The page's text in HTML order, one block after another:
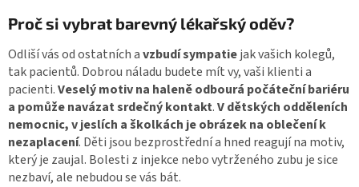
Proč si vybrat barevný lékařský oděv?
Odliší vás od ostatních avzbudí sympatiejak vašich kolegů,
tak pacientů. Dobrou náladu budete mít vy, vaši klienti a
pacienti.Veselý motiv na haleně odbourá počáteční bariéru
a pomůže navázat srdečný kontakt.V dětských odděleních
nemocnic, v jeslích a školkách je obrázek na oblečení k
nezaplacení. Děti jsou bezprostřední a hned reagují na motiv,
který je zaujal. Bolesti z injekce nebo vytrženého zubu je sice
nezbaví, ale nebudou se vás bát.